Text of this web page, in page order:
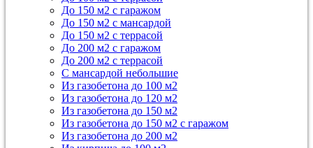
До 150 м2 с гаражом
До 150 м2 с мансардой
До 150 м2 с террасой
До 200 м2 с гаражом
До 200 м2 с террасой
С мансардой небольшие
Из газобетона до 100 м2
Из газобетона до 120 м2
Из газобетона до 150 м2
Из газобетона до 150 м2 с гаражом
Из газобетона до 200 м2